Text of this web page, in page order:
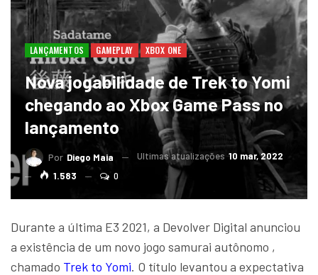
LANÇAMENTOS GAMEPLAY XBOX ONE
Nova jogabilidade de Trek to Yomi
chegando ao Xbox Game Pass no
lançamento
Por Diego Maia Ultimas atualizações 10 mar, 2022
1.583
0
Durante a última E3 2021, a Devolver Digital anunciou
a existência de um novo jogo samurai autônomo ,
chamado Trek to Yomi. O título levantou a expectativa